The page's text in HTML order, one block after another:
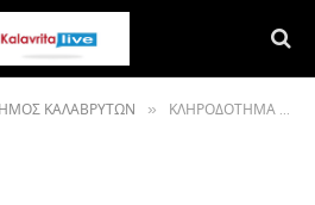
ΚΑΛΑΒΡΥΤΩΝ » ΚΛΗΡΟΔΟΤΗΜΑ «Ι.ΜΕΪΝΤΑΝΗ» ΓΙΑ ΤΗΝ ΠΡΟΙΚΙΣΗ ΑΠΟΡΩΝ ΚΟΡΙΤΣΙΩΝ